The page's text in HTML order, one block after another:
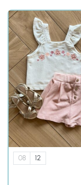
08 12